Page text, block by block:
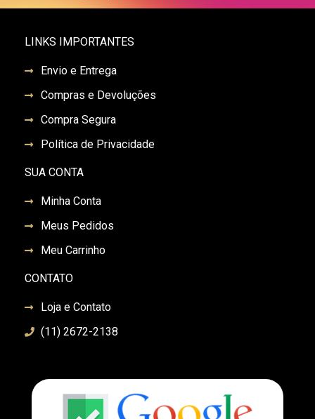
LINKS IMPORTANTES
Envio e Entrega
Compras e Devoluções
Compra Segura
Política de Privacidade
SUA CONTA
Minha Conta
Meus Pedidos
Meu Carrinho
CONTATO
Loja e Contato
(11) 2672-2138